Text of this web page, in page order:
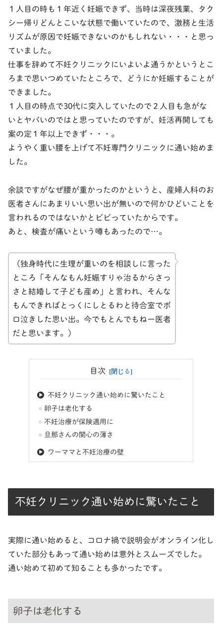
１人目の時も１年近く妊娠できず、当時は深夜残業、タク
シー帰りどんとこいな状態で働いていたので、激務と生活
リズムが原因で妊娠できないのかもしれない・・・と思っ
ていました。
仕事を辞めて不妊クリニックにいよいよ通うかというとこ
ろまで思いつめていたところで、どうにか妊娠することが
できました。
１人目の時点で30代に突入していたので２人目も急がな
いとヤバいのではと思っていたのですが、妊活再開しても
案の定１年以上できず・・・。
ようやく重い腰を上げて不妊専門クリニックに通い始めま
した。
余談ですがなぜ腰が重かったのかというと、産婦人科のお
医者さんにあまりいい思い出が無いので何かひどいことを
言われるのではないかとビビっていたからです。
あと、検査が痛いという噂もあったので…。
（独身時代に生理が重いのを相談しに言った
ところ「そんなもん妊娠すりゃ治るからさっ
さと結婚して子ども産め」と言われ、そんな
もんできればとっくにしとるわと待合室でボ
ロ泣きした思い出。今でもとんでもねー医者
だと思います。）
目次
不妊クリニック通い始めに驚いたこと
卵子は老化する
不妊治療が保険適用に
旦那さんの関心の薄さ
ワーママと不妊治療の壁
不妊クリニック通い始めに驚いたこと
実際に通い始めると、コロナ禍で説明会がオンライン化し
ていた部分もあって通い始めは意外とスムーズでした。
通い始めて初めて知ることも多かったです。
卵子は老化する